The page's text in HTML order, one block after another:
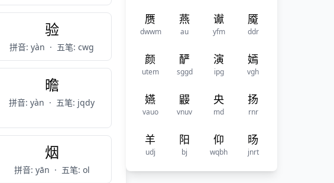
验
拼音: yàn · 五笔: cwg
曕
拼音: yàn · 五笔: jqdy
烟
拼音: yān · 五笔: ol
赝
dwwm
燕
au
谳
yfm
魇
ddr
颜
utem
酽
sggd
演
ipg
嫣
vgh
嬿
vauo
鼹
vnuv
央
md
扬
rnr
羊
udj
阳
bj
仰
wqbh
旸
jnrt